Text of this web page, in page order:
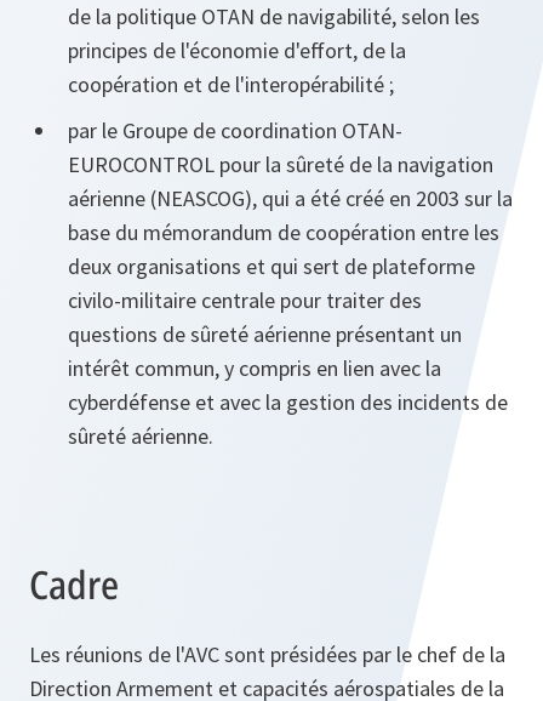
de la politique OTAN de navigabilité, selon les
principes de l'économie d'effort, de la
coopération et de l'interopérabilité ;
par le Groupe de coordination OTAN-
EUROCONTROL pour la sûreté de la navigation
aérienne (NEASCOG), qui a été créé en 2003 sur la
base du mémorandum de coopération entre les
deux organisations et qui sert de plateforme
civilo-militaire centrale pour traiter des
questions de sûreté aérienne présentant un
intérêt commun, y compris en lien avec la
cyberdéfense et avec la gestion des incidents de
sûreté aérienne.
Cadre
Les réunions de l'AVC sont présidées par le chef de la
Direction Armement et capacités aérospatiales de la